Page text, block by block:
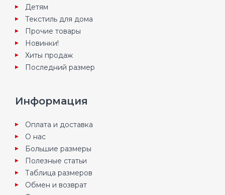
Детям
Текстиль для дома
Прочие товары
Новинки!
Хиты продаж
Последний размер
Информация
Оплата и доставка
О нас
Большие размеры
Полезные статьи
Таблица размеров
Обмен и возврат